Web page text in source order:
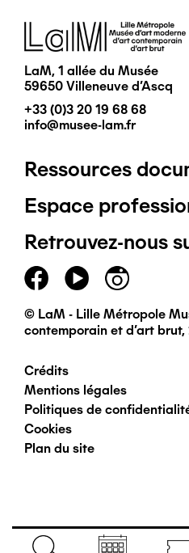
Image
LaM, 1 allée du Musée
59650 Villeneuve d'Ascq
+33 (0)3 20 19 68 68
info@musee-lam.fr
Pied
de
page
principal
Ressources
Espace
Retrouvez-nous
© LaM - Lille Métropole
contemporain et d'art brut,
Pied
de
page
Crédits
Mentions légales
Politiques de
Cookies
Plan du site